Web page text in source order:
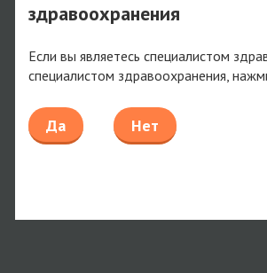
здравоохранения
Если вы являетесь специалистом
специалистом здравоохранения,
Да Нет